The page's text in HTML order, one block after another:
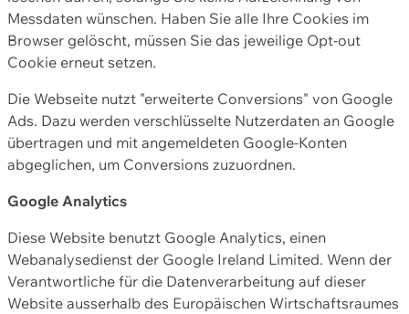
Messdaten wünschen. Haben Sie alle Ihre Cookies im
Browser gelöscht, müssen Sie das jeweilige Opt-out
Cookie erneut setzen.
Die Webseite nutzt "erweiterte Conversions" von Google
Ads. Dazu werden verschlüsselte Nutzerdaten an Google
übertragen und mit angemeldeten Google-Konten
abgeglichen, um Conversions zuzuordnen.
Google Analytics
Diese Website benutzt Google Analytics, einen
Webanalysedienst der Google Ireland Limited. Wenn der
Verantwortliche für die Datenverarbeitung auf dieser
Website ausserhalb des Europäischen Wirtschaftsraumes